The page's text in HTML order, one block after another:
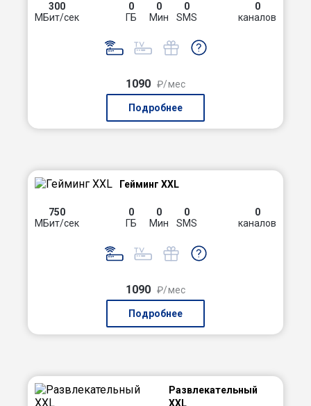
300
МБит/сек
0
ГБ
0
Мин
0
SMS
0
каналов
1090 ₽/мес
Подробнее
Гейминг XXL
750
МБит/сек
0
ГБ
0
Мин
0
SMS
0
каналов
1090 ₽/мес
Подробнее
Развлекательный
XXL